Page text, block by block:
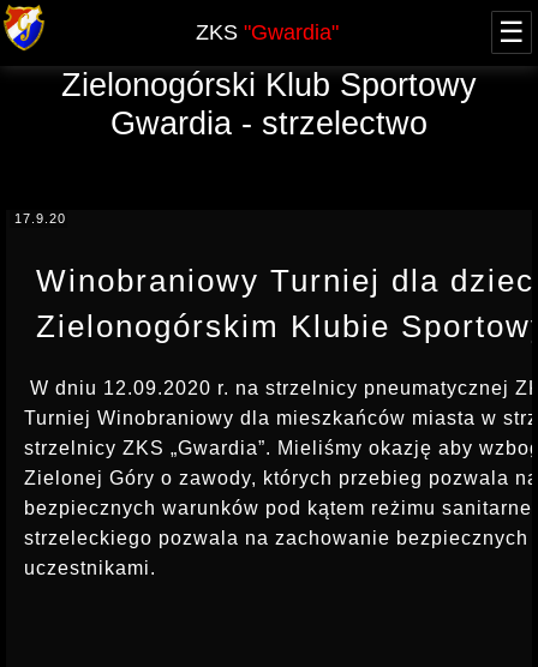
ZKS"Gwardia" ☰
JUBILEUSZ 60-lecia
REGULAMINY, UPRAWNIENIA
XXV FOOM 2019
ARCHIWUM
PRZYSTĄPIENIE
REGULAMIN
POZWOLENIE NA BROŃ
KOMUNIKATY
KURSY
TERMINY KURSÓW, UPRAWNIENIA
KWALIFIKOWANY PRACOWNIK OCHRONY
DOSKONALĄCY PRACOWNIKA OCHRONY
KURS DETEKTYWA
PROWADZĄCY STRZELANIE
INSTRUKTOR STRZELECTWA
RODO
KONTAKT
Zielonogórski Klub Sportowy
Gwardia - strzelectwo
Winobraniowy Turniej dla
Zielonogórskim Klubie
17.9.20
W dniu 12.09.2020 r. na strzelnicy pneumatycznej
Turniej Winobraniowy dla mieszkańców miasta w
strzelnicy ZKS „Gwardia”. Mieliśmy okazję aby
Zielonej Góry o zawody, których przebieg pozwala
bezpiecznych warunków pod kątem reżimu
strzeleckiego pozwala na zachowanie bezpiecznych
uczestnikami.